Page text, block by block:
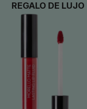
REGALO DE LUJO